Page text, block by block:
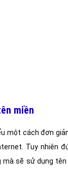
miền
một cách đơn
Tuy nhiên
sẽ sử dụng tên